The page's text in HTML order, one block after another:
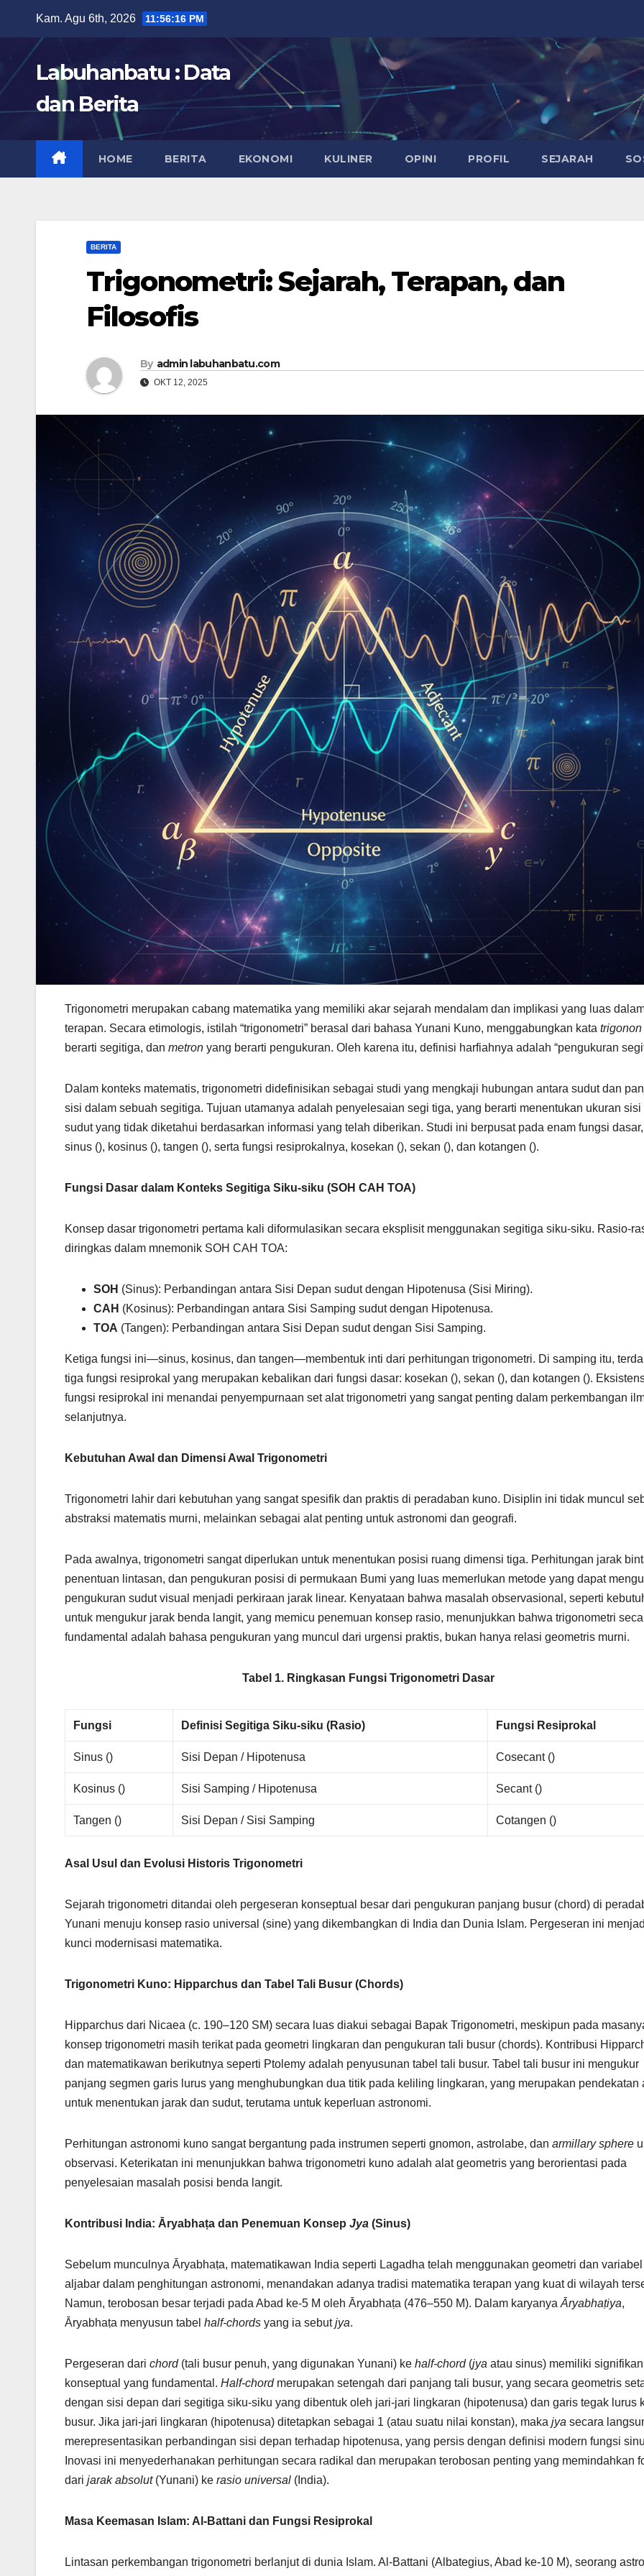
content
Kam. Agu 6th, 2026 11:56:18 PM
Labuhanbatu : Data
dan Berita
HOME BERITA EKONOMI KULINER OPINI PROFIL SEJARAH
BERITA
Trigonometri: Sejarah, Terapan, dan
Filosofis
By admin labuhanbatu.com
OKT 12, 2025
Trigonometri merupakan cabang matematika yang memiliki akar sejarah mendalam dan implikasi yang luas
terapan. Secara etimologis, istilah “trigonometri” berasal dari bahasa Yunani Kuno, menggabungkan kata trigonon
berarti segitiga, dan metron yang berarti pengukuran. Oleh karena itu, definisi harfiahnya adalah “pengukuran
Dalam konteks matematis, trigonometri didefinisikan sebagai studi yang mengkaji hubungan antara sudut dan
sisi dalam sebuah segitiga. Tujuan utamanya adalah penyelesaian segi tiga, yang berarti menentukan ukuran sisi
sudut yang tidak diketahui berdasarkan informasi yang telah diberikan. Studi ini berpusat pada enam fungsi
sinus (), kosinus (), tangen (), serta fungsi resiprokalnya, kosekan (), sekan (), dan kotangen ().
Fungsi Dasar dalam Konteks Segitiga Siku-siku (SOH CAH TOA)
Konsep dasar trigonometri pertama kali diformulasikan secara eksplisit menggunakan segitiga siku-siku. Rasio-
diringkas dalam mnemonik SOH CAH TOA:
SOH (Sinus): Perbandingan antara Sisi Depan sudut dengan Hipotenusa (Sisi Miring).
CAH (Kosinus): Perbandingan antara Sisi Samping sudut dengan Hipotenusa.
TOA (Tangen): Perbandingan antara Sisi Depan sudut dengan Sisi Samping.
Ketiga fungsi ini—sinus, kosinus, dan tangen—membentuk inti dari perhitungan trigonometri. Di samping itu,
tiga fungsi resiprokal yang merupakan kebalikan dari fungsi dasar: kosekan (), sekan (), dan kotangen ().
fungsi resiprokal ini menandai penyempurnaan set alat trigonometri yang sangat penting dalam perkembangan
selanjutnya.
Kebutuhan Awal dan Dimensi Awal Trigonometri
Trigonometri lahir dari kebutuhan yang sangat spesifik dan praktis di peradaban kuno. Disiplin ini tidak muncul
abstraksi matematis murni, melainkan sebagai alat penting untuk astronomi dan geografi.
Pada awalnya, trigonometri sangat diperlukan untuk menentukan posisi ruang dimensi tiga. Perhitungan jarak
penentuan lintasan, dan pengukuran posisi di permukaan Bumi yang luas memerlukan metode yang dapat
pengukuran sudut visual menjadi perkiraan jarak linear. Kenyataan bahwa masalah observasional, seperti
untuk mengukur jarak benda langit, yang memicu penemuan konsep rasio, menunjukkan bahwa trigonometri
fundamental adalah bahasa pengukuran yang muncul dari urgensi praktis, bukan hanya relasi geometris murni.
Tabel 1. Ringkasan Fungsi Trigonometri Dasar
Fungsi Definisi Segitiga Siku-siku (Rasio) Fungsi Resiprokal
Sinus () Sisi Depan / Hipotenusa Cosecant ()
Kosinus () Sisi Samping / Hipotenusa Secant ()
Tangen () Sisi Depan / Sisi Samping Cotangen ()
Asal Usul dan Evolusi Historis Trigonometri
Sejarah trigonometri ditandai oleh pergeseran konseptual besar dari pengukuran panjang busur (chord) di
Yunani menuju konsep rasio universal (sine) yang dikembangkan di India dan Dunia Islam. Pergeseran ini
kunci modernisasi matematika.
Trigonometri Kuno: Hipparchus dan Tabel Tali Busur (Chords)
Hipparchus dari Nicaea (c. 190–120 SM) secara luas diakui sebagai Bapak Trigonometri, meskipun pada
konsep trigonometri masih terikat pada geometri lingkaran dan pengukuran tali busur (chords). Kontribusi
dan matematikawan berikutnya seperti Ptolemy adalah penyusunan tabel tali busur. Tabel tali busur ini mengukur
panjang segmen garis lurus yang menghubungkan dua titik pada keliling lingkaran, yang merupakan pendekatan
untuk menentukan jarak dan sudut, terutama untuk keperluan astronomi.
Perhitungan astronomi kuno sangat bergantung pada instrumen seperti gnomon, astrolabe, dan armillary sphere
observasi. Keterikatan ini menunjukkan bahwa trigonometri kuno adalah alat geometris yang berorientasi pada
penyelesaian masalah posisi benda langit.
Kontribusi India: Āryabhaṭa dan Penemuan Konsep Jya (Sinus)
Sebelum munculnya Āryabhaṭa, matematikawan India seperti Lagadha telah menggunakan geometri dan variabel
aljabar dalam penghitungan astronomi, menandakan adanya tradisi matematika terapan yang kuat di wilayah
Namun, terobosan besar terjadi pada Abad ke-5 M oleh Āryabhaṭa (476–550 M). Dalam karyanya Āryabhaṭiya,
Āryabhaṭa menyusun tabel half-chords yang ia sebutjya.
Pergeseran dari chord(tali busur penuh, yang digunakan Yunani) ke half-chord(jya atau sinus) memiliki
konseptual yang fundamental. Half-chordmerupakan setengah dari panjang tali busur, yang secara geometris
dengan sisi depan dari segitiga siku-siku yang dibentuk oleh jari-jari lingkaran (hipotenusa) dan garis tegak lurus
busur. Jika jari-jari lingkaran (hipotenusa) ditetapkan sebagai 1 (atau suatu nilai konstan), maka jya secara
merepresentasikan perbandingan sisi depan terhadap hipotenusa, yang persis dengan definisi modern fungsi
Inovasi ini menyederhanakan perhitungan secara radikal dan merupakan terobosan penting yang memindahkan
dari jarak absolut(Yunani) ke rasio universal (India).
Masa Keemasan Islam: Al-Battani dan Fungsi Resiprokal
Lintasan perkembangan trigonometri berlanjut di dunia Islam. Al-Battani (Albategius, Abad ke-10 M), seorang